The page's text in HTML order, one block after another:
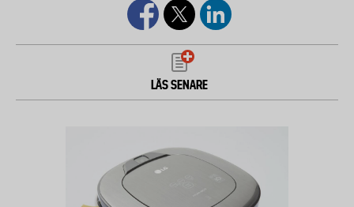
LÄS SENARE